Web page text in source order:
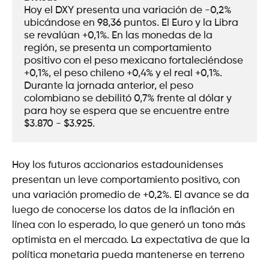
Hoy el DXY presenta una variación de -0,2%
ubicándose en 98,36 puntos. El Euro y la Libra
se revalúan +0,1%. En las monedas de la
región, se presenta un comportamiento
positivo con el peso mexicano fortaleciéndose
+0,1%, el peso chileno +0,4% y el real +0,1%.
Durante la jornada anterior, el peso
colombiano se debilitó 0,7% frente al dólar y
para hoy se espera que se encuentre entre
$3.870 - $3.925.
Hoy los futuros accionarios estadounidenses
presentan un leve comportamiento positivo, con
una variación promedio de +0,2%. El avance se da
luego de conocerse los datos de la inflación en
línea con lo esperado, lo que generó un tono más
optimista en el mercado. La expectativa de que la
política monetaria pueda mantenerse en terreno